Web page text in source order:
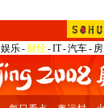
娱乐- 财经-IT-汽车-